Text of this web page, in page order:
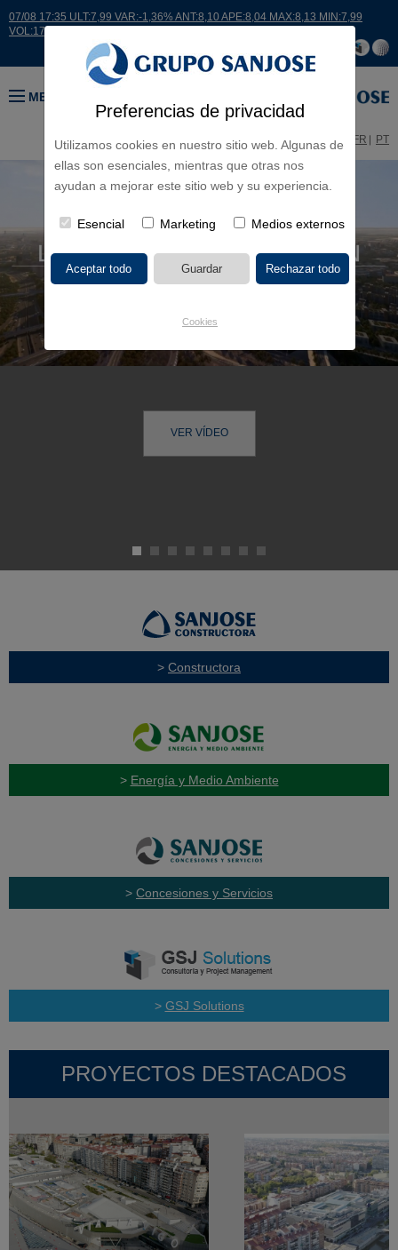
07/08 17:35 ULT:7,99 VAR:-1,36% ANT:8,10 APE:8,04 MAX:8,13 MIN:7,99
VOL:17664
MENÚ
EN FR PT
Preferencias de privacidad
Utilizamos cookies en nuestro sitio web. Algunas de
ellas son esenciales, mientras que otras nos
ayudan a mejorar este sitio web y su experiencia.
Esencial Marketing Medios externos
Cookies
VER VÍDEO
> Constructora
> Energía y Medio Ambiente
> Concesiones y Servicios
> GSJ Solutions
PROYECTOS DESTACADOS